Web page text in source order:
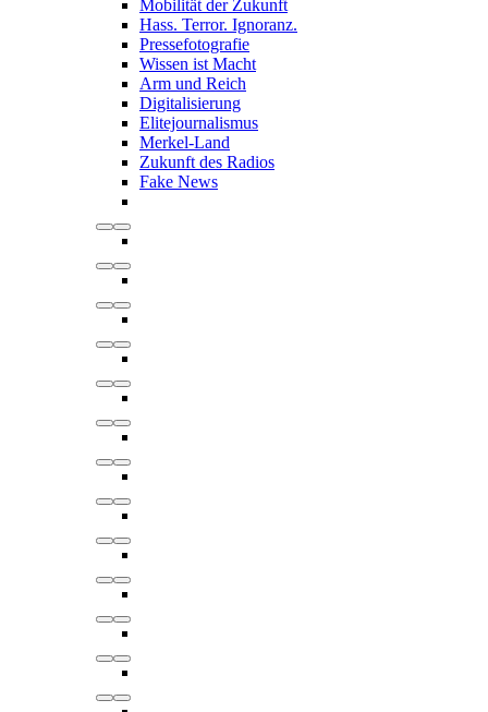
Mobilität der Zukunft
Hass. Terror. Ignoranz.
Pressefotografie
Wissen ist Macht
Arm und Reich
Digitalisierung
Elitejournalismus
Merkel-Land
Zukunft des Radios
Fake News